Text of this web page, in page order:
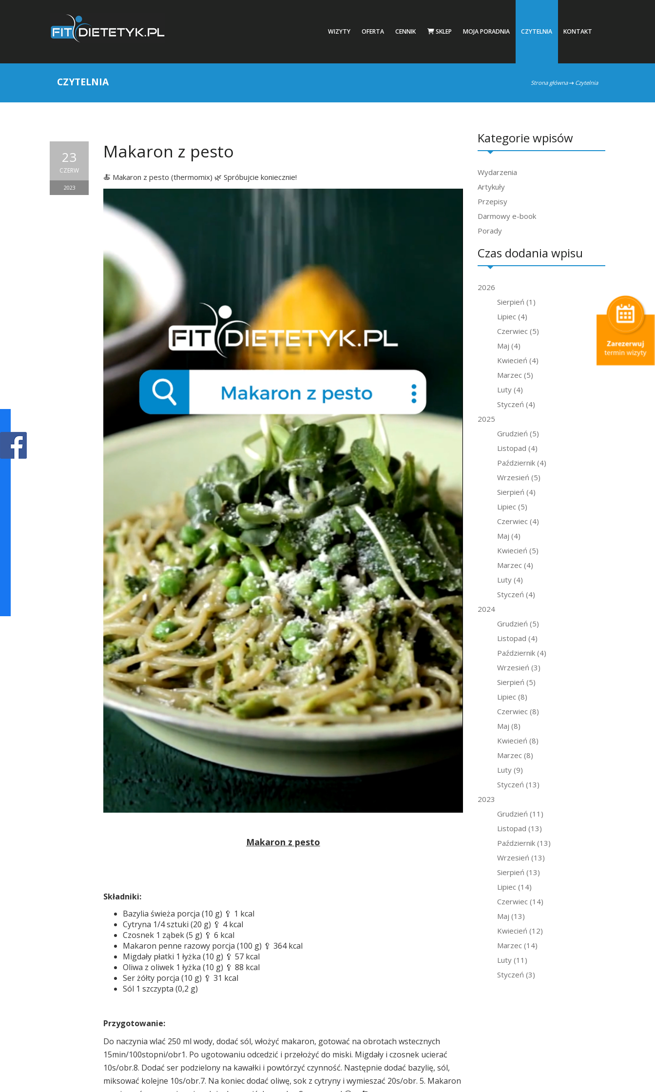
WIZYTY OFERTA CENNIK SKLEP MOJA PORADNIA CZYTELNIA KONTAKT
CZYTELNIA Strona główna Czytelnia
Kategorie wpisów
Wydarzenia
Artykuły
Przepisy
Darmowy e-book
Porady
Czas dodania wpisu
2026
Sierpień (1)
Lipiec (4)
Czerwiec (5)
Maj (4)
Kwiecień (4)
Marzec (5)
Luty (4)
Styczeń (4)
2025
Grudzień (5)
Listopad (4)
Październik (4)
Wrzesień (5)
Sierpień (4)
Lipiec (5)
Czerwiec (4)
Maj (4)
Kwiecień (5)
Marzec (4)
Luty (4)
Styczeń (4)
2024
Grudzień (5)
Listopad (4)
Październik (4)
Wrzesień (3)
Sierpień (5)
Lipiec (8)
Czerwiec (8)
Maj (8)
Kwiecień (8)
Marzec (8)
Luty (9)
Styczeń (13)
2023
Grudzień (11)
Listopad (13)
Październik (13)
Wrzesień (13)
Sierpień (13)
Lipiec (14)
Czerwiec (14)
Maj (13)
Kwiecień (12)
Marzec (14)
Luty (11)
Styczeń (3)
23
CZERW
2023
Makaron z pesto
🍝 Makaron z pesto (thermomix) 🌿 Spróbujcie koniecznie!
Makaron z pesto
Składniki:
Bazylia świeża porcja (10 g) 🥄 1 kcal
Cytryna 1/4 sztuki (20 g) 🥄 4 kcal
Czosnek 1 ząbek (5 g) 🥄 6 kcal
Makaron penne razowy porcja (100 g) 🥄 364 kcal
Migdały płatki 1 łyżka (10 g) 🥄 57 kcal
Oliwa z oliwek 1 łyżka (10 g) 🥄 88 kcal
Ser żółty porcja (10 g) 🥄 31 kcal
Sól 1 szczypta (0,2 g)
Przygotowanie:
Do naczynia wlać 250 ml wody, dodać sól, włożyć makaron, gotować na obrotach wstecznych
15min/100stopni/obr1. Po ugotowaniu odcedzić i przełożyć do miski. Migdały i czosnek ucierać
10s/obr.8. Dodać ser podzielony na kawałki i powtórzyć czynność. Następnie dodać bazylię, sól,
miksować kolejne 10s/obr.7. Na koniec dodać oliwę, sok z cytryny i wymieszać 20s/obr. 5. Makaron